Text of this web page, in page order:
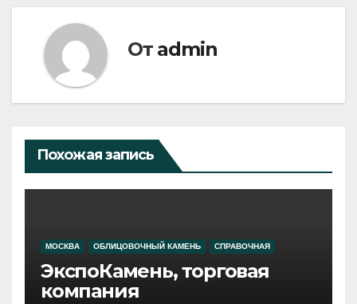
От admin
Похожая запись
МОСКВА ОБЛИЦОВОЧНЫЙ КАМЕНЬ СПРАВОЧНАЯ
ЭкспоКамень, торговая
компания